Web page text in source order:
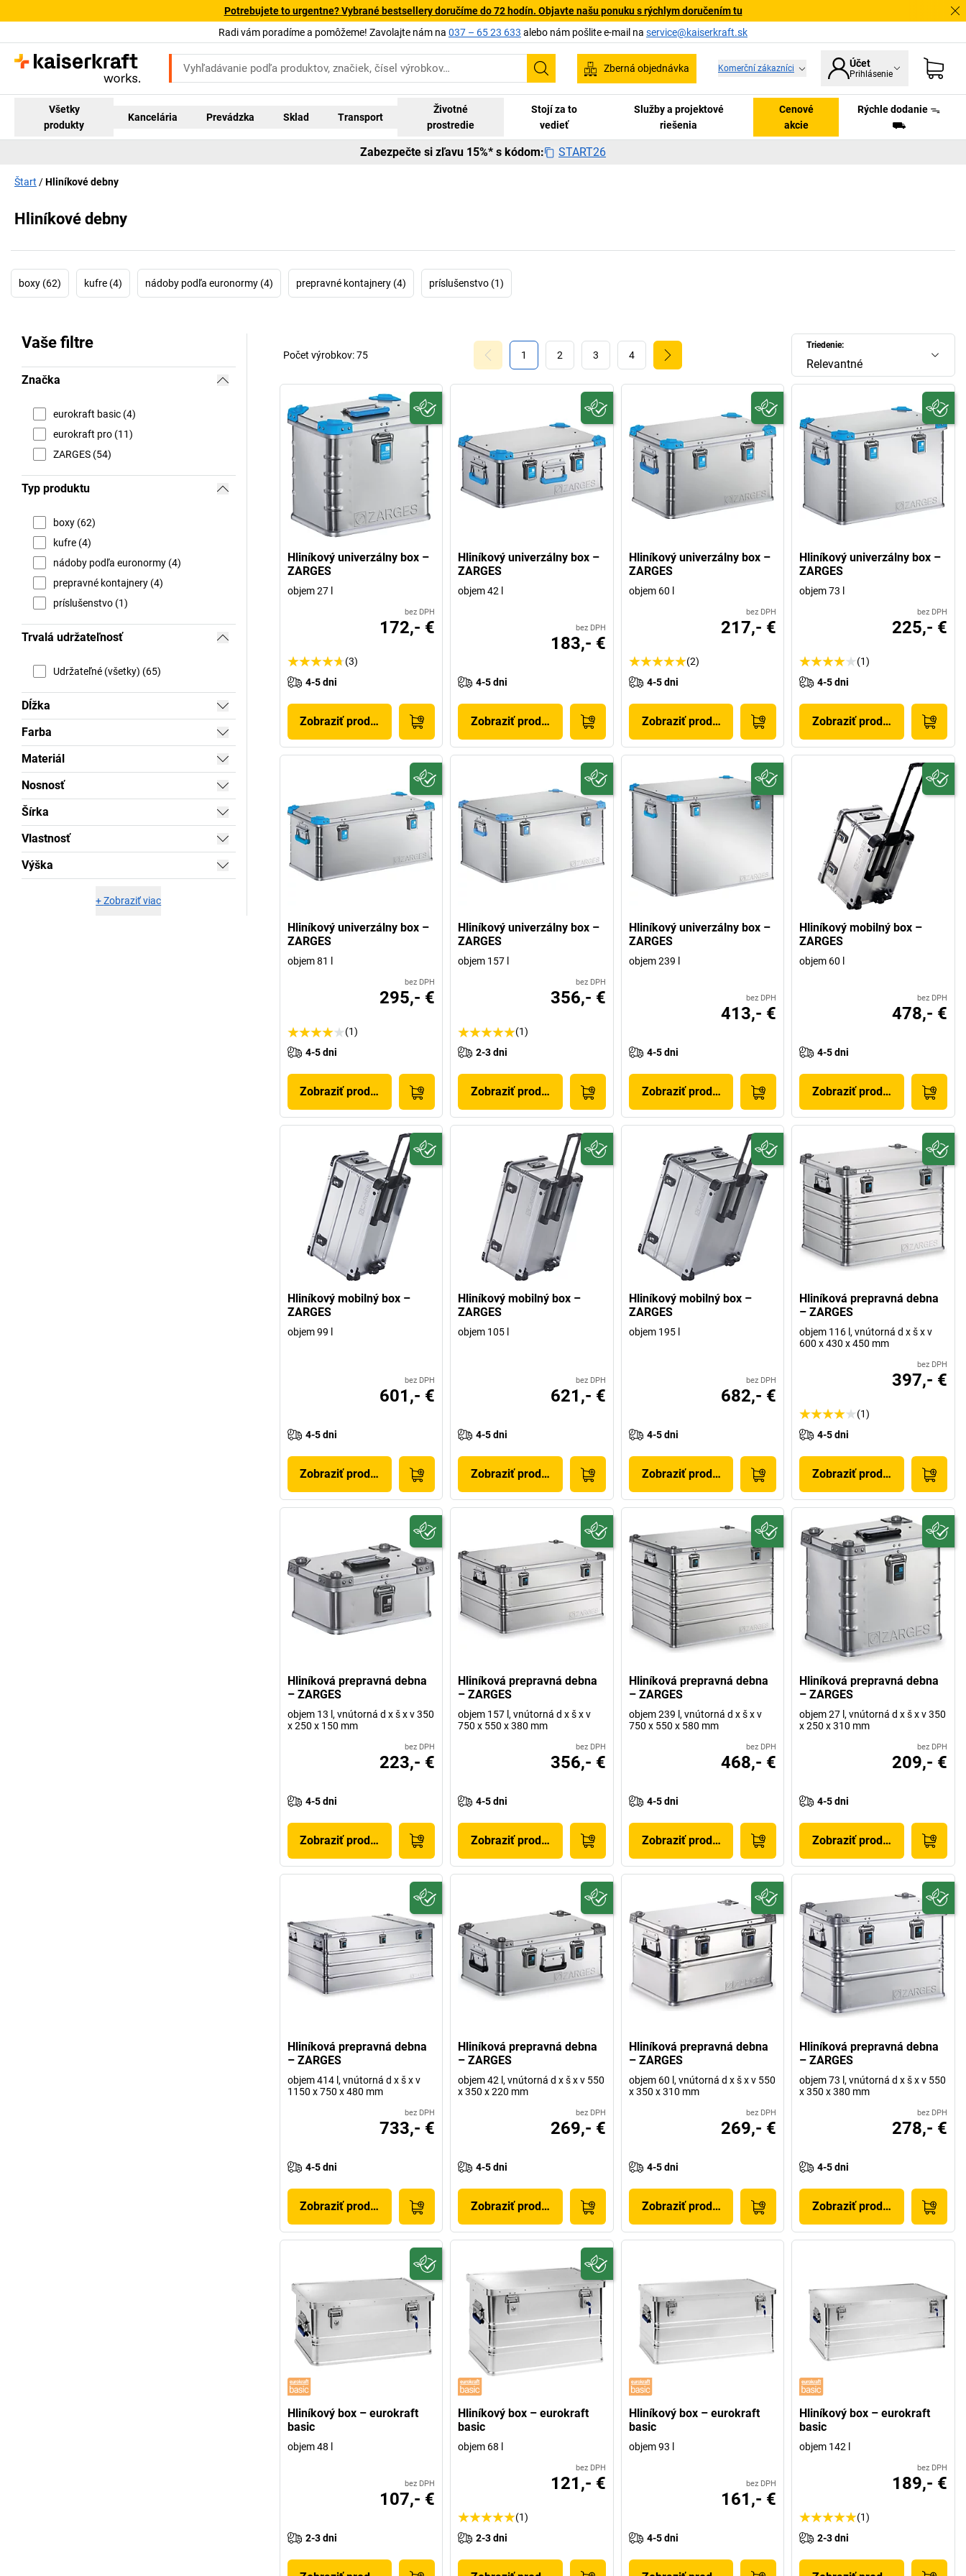
Potrebujete to urgentne? Vybrané bestsellery doručíme do 72 hodín. Objavte našu ponuku s rýchlym doručením tu
Radi vám poradíme a pomôžeme! Zavolajte nám na 037 – 65 23 633 alebo nám pošlite e-mail na service@kaiserkraft.sk
Vyhľadávanie
Zberná objednávka Komerční zákazníci Účet
Prihlásenie
Všetky
produkty
Kancelária Prevádzka Sklad Transport
Životné
prostredie
Stojí za to
vedieť
Služby a projektové
riešenia
Cenové
akcie
Rýchle dodanie ᯓ
⛟
Zabezpečte si zľavu 15%* s kódom: START26
Štart Hliníkové debny
Hliníkové debny
boxy (62) kufre (4) nádoby podľa euronormy (4) prepravné kontajnery (4) príslušenstvo (1)
Vaše filtre
Značka
eurokraft basic (4)
eurokraft pro (11)
ZARGES (54)
Typ produktu
boxy (62)
kufre (4)
nádoby podľa euronormy (4)
prepravné kontajnery (4)
príslušenstvo (1)
Trvalá udržateľnosť
Udržateľné (všetky) (65)
Dĺžka
Farba
Materiál
Nosnosť
Šírka
Vlastnosť
Výška
+Zobraziť viac
Triedenie:
Relevantné
1 2 3 4
Počet výrobkov:75
Hliníkový univerzálny box –
ZARGES
objem 27 l
bez DPH
172,- €
(3)
4-5 dni
Zobraziť produkt
Hliníkový univerzálny box –
ZARGES
objem 42 l
bez DPH
183,- €
4-5 dni
Zobraziť produkt
Hliníkový univerzálny box –
ZARGES
objem 60 l
bez DPH
217,- €
(2)
4-5 dni
Zobraziť produkt
Hliníkový univerzálny box –
ZARGES
objem 73 l
bez DPH
225,- €
(1)
4-5 dni
Zobraziť produkt
Hliníkový univerzálny box –
ZARGES
objem 81 l
bez DPH
295,- €
(1)
4-5 dni
Zobraziť produkt
Hliníkový univerzálny box –
ZARGES
objem 157 l
bez DPH
356,- €
(1)
2-3 dni
Zobraziť produkt
Hliníkový univerzálny box –
ZARGES
objem 239 l
bez DPH
413,- €
4-5 dni
Zobraziť produkt
Hliníkový mobilný box –
ZARGES
objem 60 l
bez DPH
478,- €
4-5 dni
Zobraziť produkt
Hliníkový mobilný box –
ZARGES
objem 99 l
bez DPH
601,- €
4-5 dni
Zobraziť produkt
Hliníkový mobilný box –
ZARGES
objem 105 l
bez DPH
621,- €
4-5 dni
Zobraziť produkt
Hliníkový mobilný box –
ZARGES
objem 195 l
bez DPH
682,- €
4-5 dni
Zobraziť produkt
Hliníková prepravná debna
– ZARGES
objem 116 l, vnútorná d x š x v
600 x 430 x 450 mm
bez DPH
397,- €
(1)
4-5 dni
Zobraziť produkt
Hliníková prepravná debna
– ZARGES
objem 13 l, vnútorná d x š x v 350
x 250 x 150 mm
bez DPH
223,- €
4-5 dni
Zobraziť produkt
Hliníková prepravná debna
– ZARGES
objem 157 l, vnútorná d x š x v
750 x 550 x 380 mm
bez DPH
356,- €
4-5 dni
Zobraziť produkt
Hliníková prepravná debna
– ZARGES
objem 239 l, vnútorná d x š x v
750 x 550 x 580 mm
bez DPH
468,- €
4-5 dni
Zobraziť produkt
Hliníková prepravná debna
– ZARGES
objem 27 l, vnútorná d x š x v 350
x 250 x 310 mm
bez DPH
209,- €
4-5 dni
Zobraziť produkt
Hliníková prepravná debna
– ZARGES
objem 414 l, vnútorná d x š x v
1150 x 750 x 480 mm
bez DPH
733,- €
4-5 dni
Zobraziť produkt
Hliníková prepravná debna
– ZARGES
objem 42 l, vnútorná d x š x v 550
x 350 x 220 mm
bez DPH
269,- €
4-5 dni
Zobraziť produkt
Hliníková prepravná debna
– ZARGES
objem 60 l, vnútorná d x š x v 550
x 350 x 310 mm
bez DPH
269,- €
4-5 dni
Zobraziť produkt
Hliníková prepravná debna
– ZARGES
objem 73 l, vnútorná d x š x v 550
x 350 x 380 mm
bez DPH
278,- €
4-5 dni
Zobraziť produkt
Hliníkový box – eurokraft
basic
objem 48 l
bez DPH
107,- €
2-3 dni
Hliníkový box – eurokraft
basic
objem 68 l
bez DPH
121,- €
(1)
2-3 dni
Hliníkový box – eurokraft
basic
objem 93 l
bez DPH
161,- €
4-5 dni
Hliníkový box – eurokraft
basic
objem 142 l
bez DPH
189,- €
(1)
2-3 dni